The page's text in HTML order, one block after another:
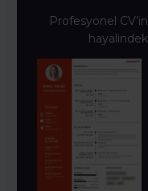
Profesyonel